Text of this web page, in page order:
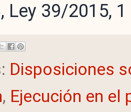
Ley 39/2015,
Disposiciones
, Ejecución en el